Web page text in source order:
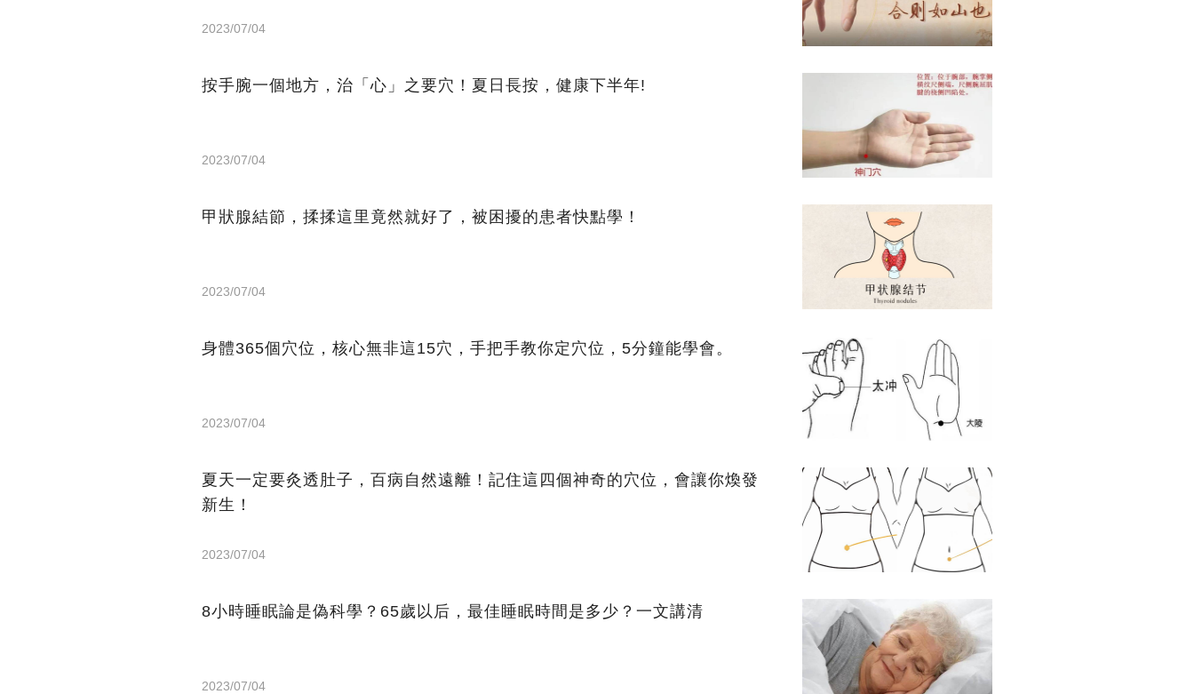
2023/07/04
按手腕一個地方，治「心」之要穴！夏日長按，健康下半年!
2023/07/04
甲狀腺結節，揉揉這里竟然就好了，被困擾的患者快點學！
2023/07/04
身體365個穴位，核心無非這15穴，手把手教你定穴位，5分鐘能學會。
2023/07/04
夏天一定要灸透肚子，百病自然遠離！記住這四個神奇的穴位，會讓你煥發
新生！
2023/07/04
8小時睡眠論是偽科學？65歲以后，最佳睡眠時間是多少？一文講清
2023/07/04